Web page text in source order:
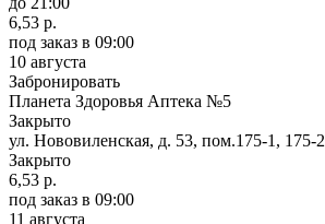
6,53 р.
под заказ в 09:00
10 августа
Забронировать
Планета Здоровья Аптека №5
Закрыто
ул. Нововиленская, д. 53, пом.175-1, 175-2
Закрыто
6,53 р.
под заказ в 09:00
11 августа